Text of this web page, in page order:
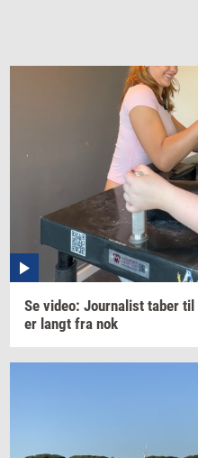
Se video: Jour­na­list taber til
er langt fra nok